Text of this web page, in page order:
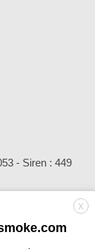
- Siren : 449
20 90 56 55 du
X